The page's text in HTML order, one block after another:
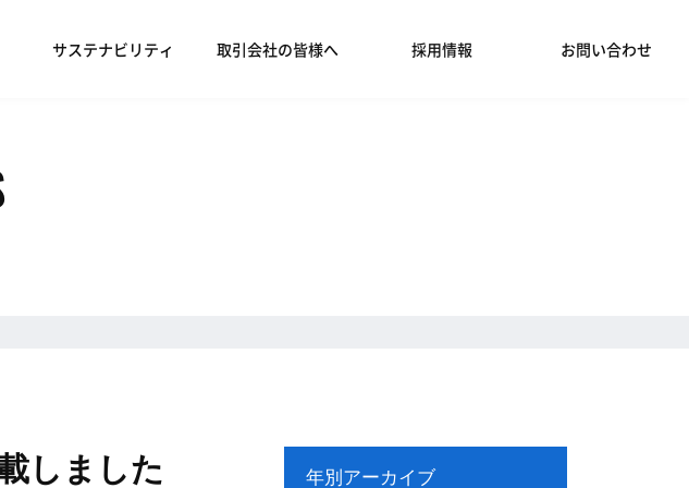
サステナビリティ 取引会社の皆様へ 採用情報 お問い合わせ
しました 年別アーカイブ